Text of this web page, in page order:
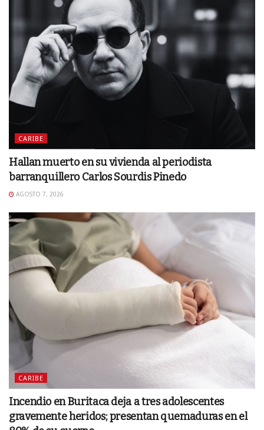
CARIBE
Hallan muerto en su vivienda al periodista
barranquillero Carlos Sourdis Pinedo
AGOSTO 7, 2026
CARIBE
Incendio en Buritaca deja a tres adolescentes
gravemente heridos; presentan quemaduras en el